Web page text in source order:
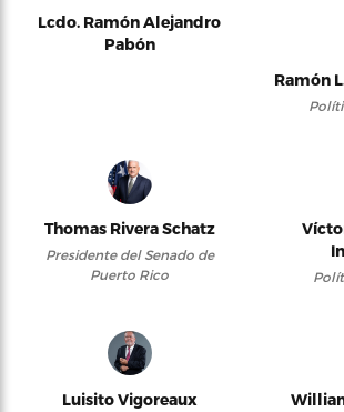
Lcdo. Ramón Alejandro
Pabón
Ramón
Thomas Rivera Schatz
Presidente del Senado de
Puerto Rico
Luisito Vigoreaux